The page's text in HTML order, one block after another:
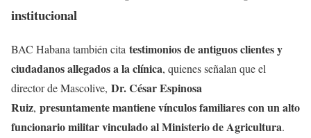
institucional
BAC Habana también cita testimonios de antiguos clientes y
ciudadanos allegados a la clínica, quienes señalan que el
director de Mascolive, Dr. César Espinosa
Ruiz, presuntamente mantiene vínculos familiares con un alto
funcionario militar vinculado al Ministerio de Agricultura.